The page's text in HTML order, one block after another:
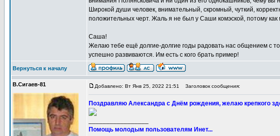
Широкой души человек, внимательный, скромный, чуткий,
положительных черт. Жаль я не был у Саши комэской, потому как
Саша!
Желаю тебе ещё долгие-долгие годы радовать нас общением с
успешно развиваются. Им есть с кого брать пример!
Вернуться к началу
В.Сигаев-81 Добавлено: Вт Янв 25, 2022 21:51 Заголовок сообщения:
Поздравляю Александра с Днём рождения, желаю крепкого
Помощь молодым пользователям Инет...